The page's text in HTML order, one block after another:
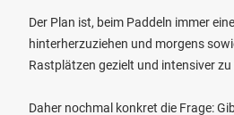
Der Plan ist, beim Paddeln immer
hinterherzuziehen und morgens
Rastplätzen gezielt und intensiver zu
Daher nochmal konkret die Frage: